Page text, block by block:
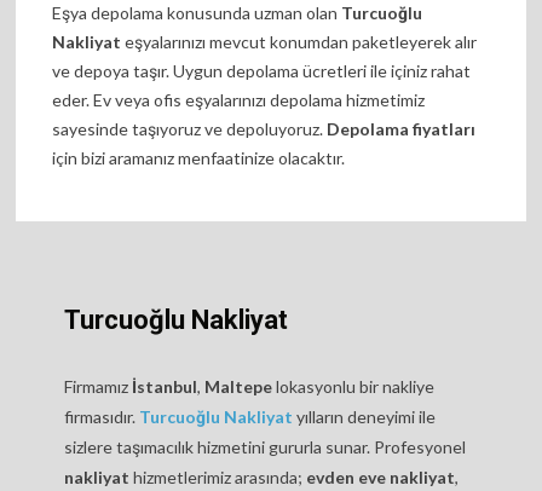
Eşya depolama konusunda uzman olan Turcuoğlu
Nakliyat eşyalarınızı mevcut konumdan paketleyerek alır
ve depoya taşır. Uygun depolama ücretleri ile içiniz rahat
eder. Ev veya ofis eşyalarınızı depolama hizmetimiz
sayesinde taşıyoruz ve depoluyoruz. Depolama fiyatları
için bizi aramanız menfaatinize olacaktır.
Turcuoğlu Nakliyat
Firmamız İstanbul, Maltepelokasyonlu bir nakliye
firmasıdır. Turcuoğlu Nakliyat yılların deneyimi ile
sizlere taşımacılık hizmetini gururla sunar. Profesyonel
nakliyat hizmetlerimiz arasında; evden eve nakliyat,